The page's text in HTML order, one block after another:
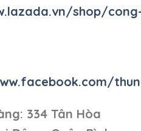
shop/
334 Tân Hòa